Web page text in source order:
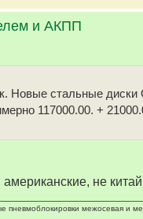
и АКПП
Новые стальные диски
117000.00. +
не
пневмоблокировки межосевая и